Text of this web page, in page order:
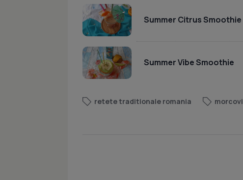
Summer Citrus Smoothie
Summer Vibe Smoothie
retete traditionale romania morcovi